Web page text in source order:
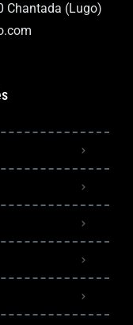
Chantada (Lugo)